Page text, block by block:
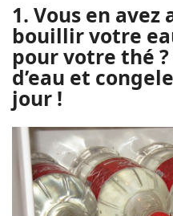
1. Vous en avez
bouillir votre
pour votre thé
d’eau et
jour !